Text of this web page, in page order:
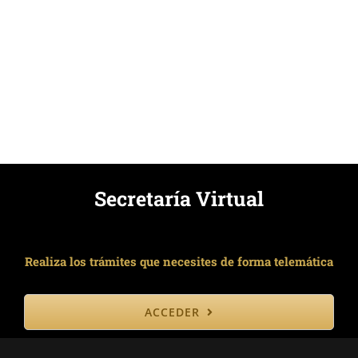
Secretaría Virtual
Realiza los trámites que necesites de forma telemática
ACCEDER